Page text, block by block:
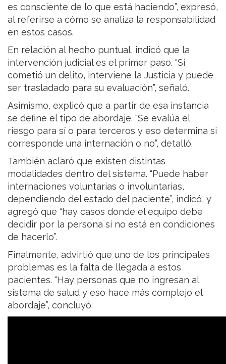
es consciente de lo que está haciendo”, expresó,
al referirse a cómo se analiza la responsabilidad
en estos casos.
En relación al hecho puntual, indicó que la
intervención judicial es el primer paso. “Si
cometió un delito, interviene la Justicia y puede
ser trasladado para su evaluación”, señaló.
Asimismo, explicó que a partir de esa instancia
se define el tipo de abordaje. “Se evalúa el
riesgo para sí o para terceros y eso determina si
corresponde una internación o no”, detalló.
También aclaró que existen distintas
modalidades dentro del sistema. “Puede haber
internaciones voluntarias o involuntarias,
dependiendo del estado del paciente”, indicó, y
agregó que “hay casos donde el equipo debe
decidir por la persona si no está en condiciones
de hacerlo”.
Finalmente, advirtió que uno de los principales
problemas es la falta de llegada a estos
pacientes. “Hay personas que no ingresan al
sistema de salud y eso hace más complejo el
abordaje”, concluyó.